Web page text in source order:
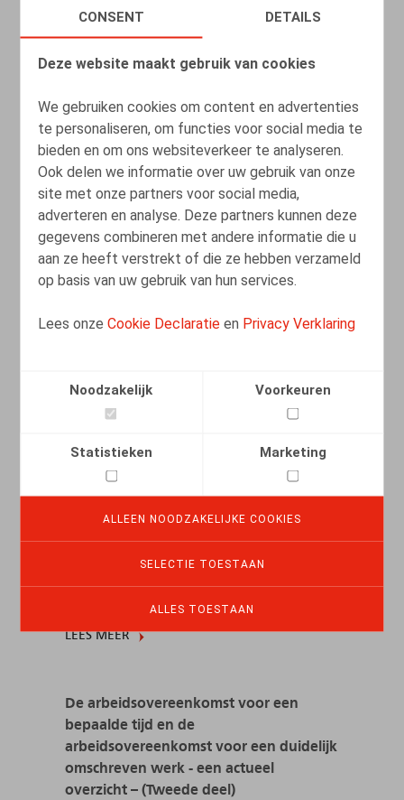
CONSENT DETAILS
Deze website maakt gebruik van cookies
We gebruiken cookies om content en advertenties
te personaliseren, om functies voor social media te
bieden en om ons websiteverkeer te analyseren.
Ook delen we informatie over uw gebruik van onze
site met onze partners voor social media,
adverteren en analyse. Deze partners kunnen deze
gegevens combineren met andere informatie die u
aan ze heeft verstrekt of die ze hebben verzameld
op basis van uw gebruik van hun services.
Lees onzeCookie Declaratie en Privacy Verklaring
Noodzakelijk Voorkeuren
Statistieken Marketing
ALLEEN NOODZAKELIJKE COOKIES
SELECTIE TOESTAAN
ALLES TOESTAAN
LEES MEER
Arbeidsovereenkomstenwet na 40
jaar...opnieuw anders bekeken / La loi
du 3 juillet 1978 40 ans après... à
nouveau vue sous un angle différent
01.01.2018
De arbeidsovereenkomst voor een
arbeidsovereenkomst voor een duidelijk
omschreven werk - een actueel
overzicht – (Eerste deel)
LEES MEER
De arbeidsovereenkomst voor een
bepaalde tijd en de
arbeidsovereenkomst voor een duidelijk
omschreven werk - een actueel
overzicht – (Tweede deel)